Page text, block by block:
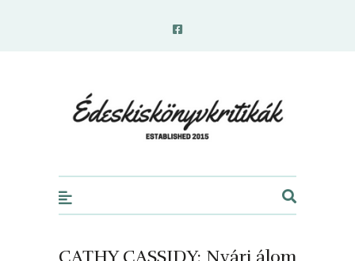
CATHY CASSIDY: Nyári álom